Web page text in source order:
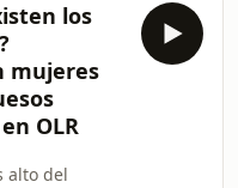
que creaban
para
en la
qué
religiosas se
solo quienes
los
mujeres
OLR
alto del